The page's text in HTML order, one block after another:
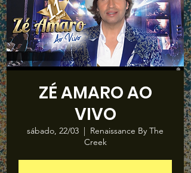
ZÉ AMARO AO
VIVO
sábado, 22/03
  |
Renaissance By The
Creek